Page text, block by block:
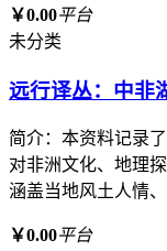
￥0.00平台
未分类
远行译丛：中非
简介：本资料记录
对非洲文化、地理
涵盖当地风土人情
￥0.00平台